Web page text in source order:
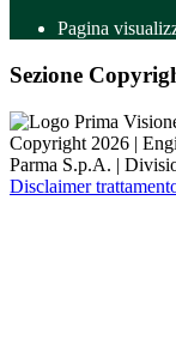
Pagina
Sezione
Copyright 2026 |
Parma S.p.A. |
Disclaimer